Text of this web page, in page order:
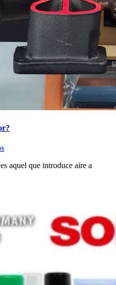
aquel que introduce aire a